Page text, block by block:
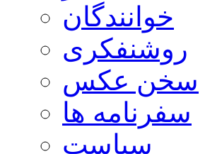
خوانندگان
روشنفکری
سخن عکس
سفرنامه ها
سیاست